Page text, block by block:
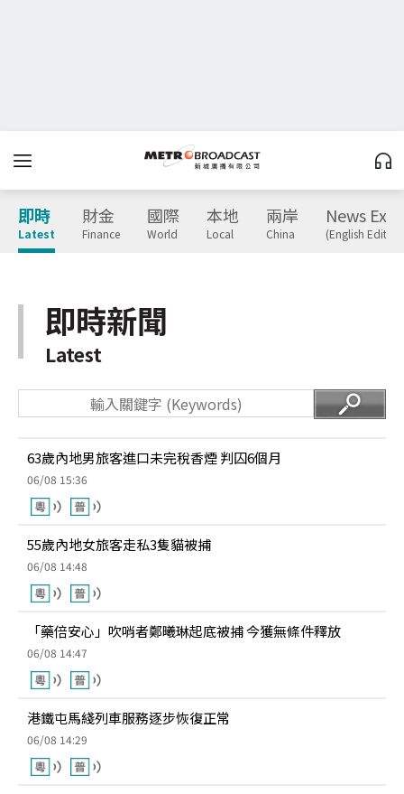
即時
Latest
財金
Finance
國際
World
本地
Local
兩岸
China
News
(English
即時新聞
Latest
63歲內地男旅客進口未完稅香煙 判囚6個月
06/08 15:36
55歲內地女旅客走私3隻貓被捕
06/08 14:48
「藥倍安心」吹哨者鄭曦琳起底被捕 今獲無條件釋放
06/08 14:47
港鐵屯馬綫列車服務逐步恢復正常
06/08 14:29